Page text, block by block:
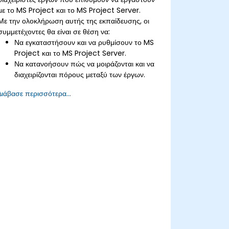
το MS Project και το MS Project Server.
την ολοκλήρωση αυτής της εκπαίδευσης, οι
θα είναι σε θέση να:
Να εγκαταστήσουν και να ρυθμίσουν το MS
Project και το MS Project Server.
Να κατανοήσουν πώς να μοιράζονται και να
διαχειρίζονται πόρους μεταξύ των έργων.
και λύσεις σε πραγματικό χρόνο.
περισσότερα...